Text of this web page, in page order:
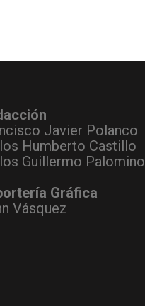
Javier Polanco
Humberto Castillo
Guillermo Palomino
Gráfica
Vásquez